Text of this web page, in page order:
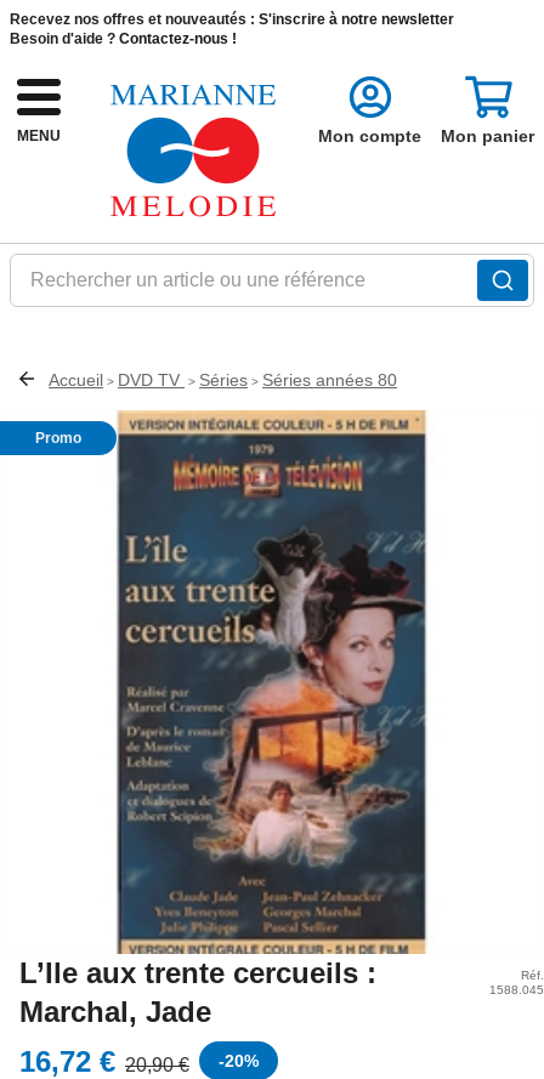
Recevez nos offres et nouveautés : S'inscrire à notre newsletter
Besoin d'aide ? Contactez-nous !
MENU
Rechercher un article ou une référence
Mon compte Mon panier
Accueil > DVD TV > Séries > Séries années 80
Promo
L’Ile aux trente cercueils :
Marchal, Jade
Réf.
1588.045
16,72 € 20,90 € -20%